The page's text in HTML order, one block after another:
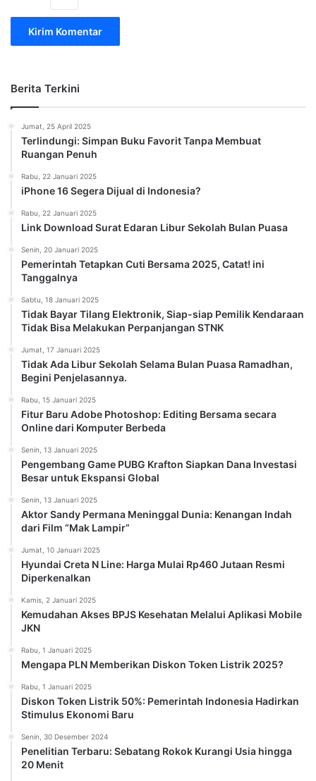
Berita Terkini
Jumat, 25 April 2025
Terlindungi: Simpan Buku Favorit Tanpa Membuat
Ruangan Penuh
Rabu, 22 Januari 2025
iPhone 16 Segera Dijual di Indonesia?
Rabu, 22 Januari 2025
Link Download Surat Edaran Libur Sekolah Bulan Puasa
Senin, 20 Januari 2025
Pemerintah Tetapkan Cuti Bersama 2025, Catat! ini
Tanggalnya
Sabtu, 18 Januari 2025
Tidak Bayar Tilang Elektronik, Siap-siap Pemilik Kendaraan
Tidak Bisa Melakukan Perpanjangan STNK
Jumat, 17 Januari 2025
Tidak Ada Libur Sekolah Selama Bulan Puasa Ramadhan,
Begini Penjelasannya.
Rabu, 15 Januari 2025
Fitur Baru Adobe Photoshop: Editing Bersama secara
Online dari Komputer Berbeda
Senin, 13 Januari 2025
Pengembang Game PUBG Krafton Siapkan Dana Investasi
Besar untuk Ekspansi Global
Senin, 13 Januari 2025
Aktor Sandy Permana Meninggal Dunia: Kenangan Indah
dari Film “Mak Lampir”
Jumat, 10 Januari 2025
Hyundai Creta N Line: Harga Mulai Rp460 Jutaan Resmi
Diperkenalkan
Kamis, 2 Januari 2025
Kemudahan Akses BPJS Kesehatan Melalui Aplikasi Mobile
JKN
Rabu, 1 Januari 2025
Mengapa PLN Memberikan Diskon Token Listrik 2025?
Rabu, 1 Januari 2025
Diskon Token Listrik 50%: Pemerintah Indonesia Hadirkan
Stimulus Ekonomi Baru
Senin, 30 Desember 2024
Penelitian Terbaru: Sebatang Rokok Kurangi Usia hingga
20 Menit